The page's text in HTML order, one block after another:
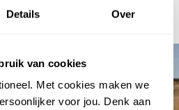
Details Over
van cookies
Met cookies maken we
voor jou. Denk aan
en maak iedere outfit